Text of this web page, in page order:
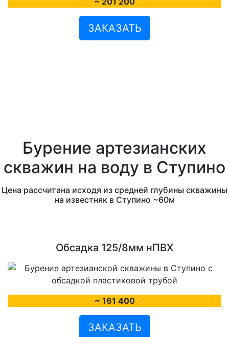
ЗАКАЗАТЬ
Бурение артезианских
скважин на воду в Ступино
Цена рассчитана исходя из средней глубины скважины
на известняк в Ступино ~60м
Обсадка 125/8мм нПВХ
~ 161 400
ЗАКАЗАТЬ